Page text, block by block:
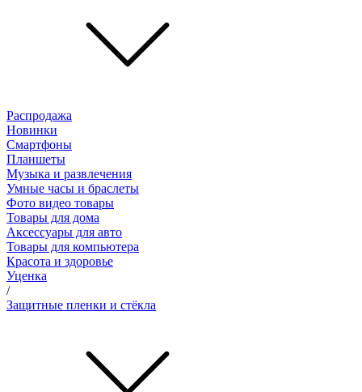
Распродажа
Новинки
Смартфоны
Планшеты
Музыка и развлечения
Умные часы и браслеты
Фото видео товары
Товары для дома
Аксессуары для авто
Товары для компьютера
Красота и здоровье
Уценка
/
Защитные пленки и стёкла